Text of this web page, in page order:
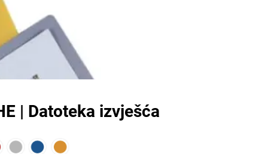
| Datoteka izvješća